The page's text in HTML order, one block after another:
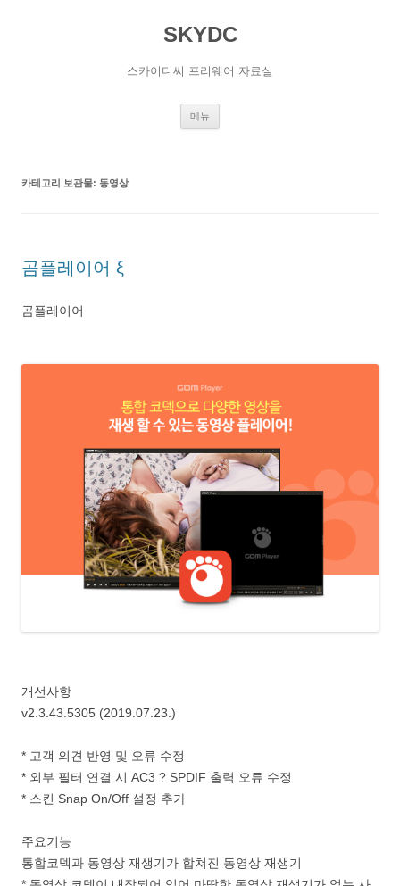
SKYDC
스카이디씨 프리웨어 자료실
메뉴
카테고리 보관물: 동영상
곰플레이어 ξ
곰플레이어
개선사항
v2.3.43.5305 (2019.07.23.)
* 고객 의견 반영 및 오류 수정
* 외부 필터 연결 시 AC3 ? SPDIF 출력 오류 수정
* 스킨 Snap On/Off 설정 추가
주요기능
통합코덱과 동영상 재생기가 합쳐진 동영상 재생기